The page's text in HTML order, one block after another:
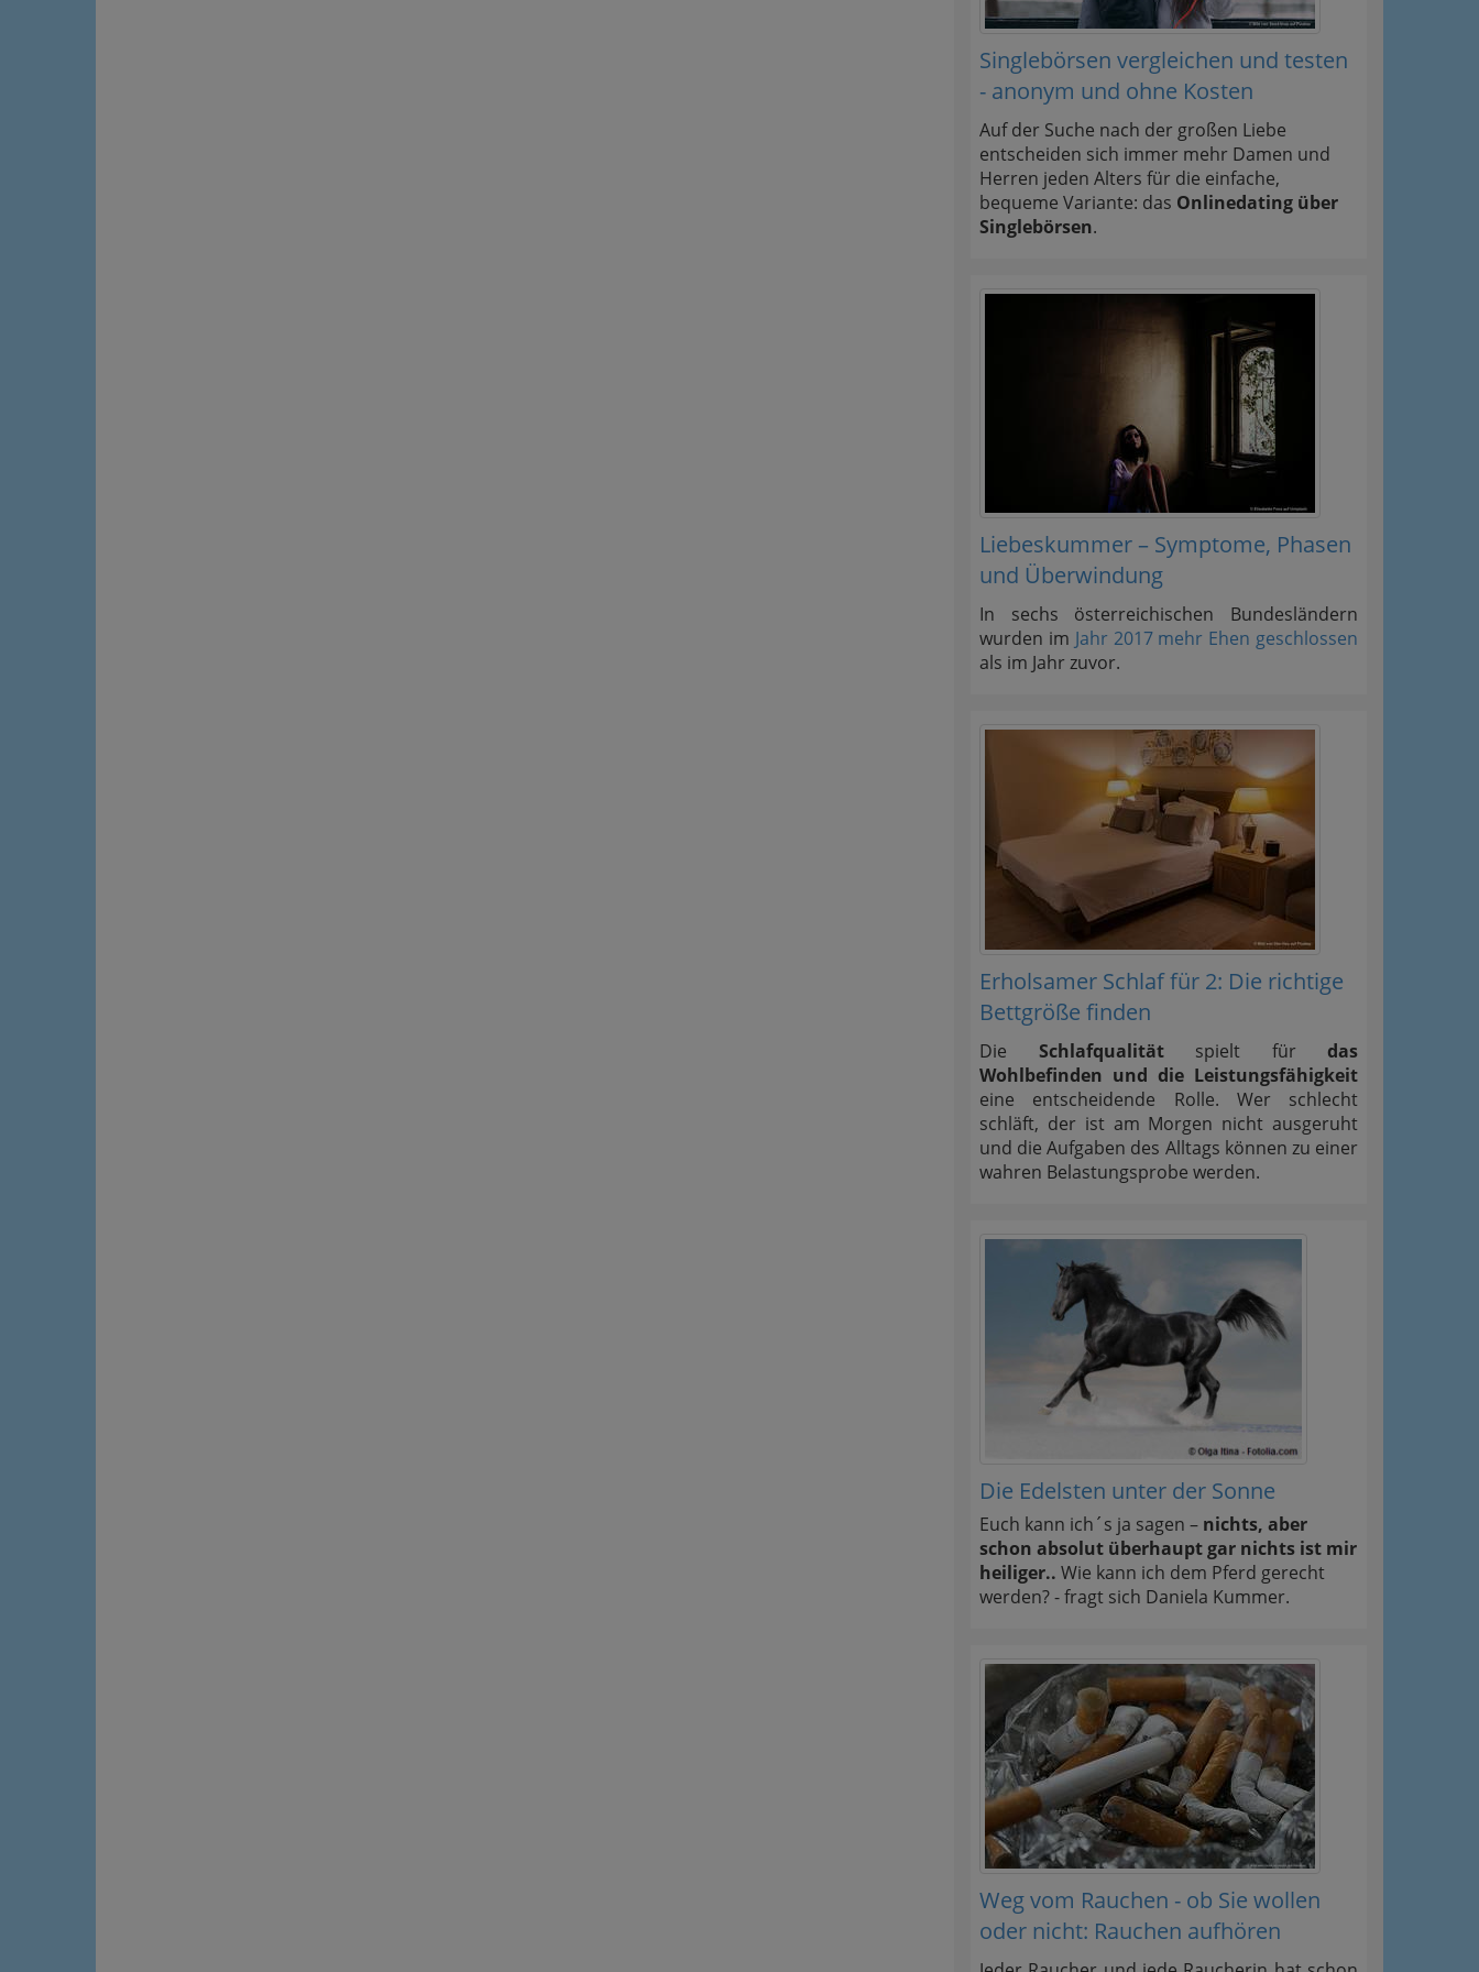
Singlebörsen vergleichen und testen
- anonym und ohne Kosten
Auf der Suche nach der großen Liebe
entscheiden sich immer mehr Damen und
Herren jeden Alters für die einfache,
bequeme Variante: das Onlinedating über
Singlebörsen.
Liebeskummer – Symptome, Phasen
und Überwindung
In sechs österreichischen Bundesländern
wurden im Jahr 2017 mehr Ehen geschlossen
als im Jahr zuvor.
Erholsamer Schlaf für 2: Die richtige
Bettgröße finden
Die Schlafqualitätspielt für das
Wohlbefinden und die Leistungsfähigkeit
eine entscheidende Rolle. Wer schlecht
schläft, der ist am Morgen nicht ausgeruht
und die Aufgaben des Alltags können zu einer
wahren Belastungsprobe werden.
Die Edelsten unter der Sonne
Euch kann ich´s ja sagen – nichts, aber
schon absolut überhaupt gar nichts ist mir
heiliger.. Wie kann ich dem Pferd gerecht
werden? - fragt sich Daniela Kummer.
Weg vom Rauchen - ob Sie wollen
oder nicht: Rauchen aufhören